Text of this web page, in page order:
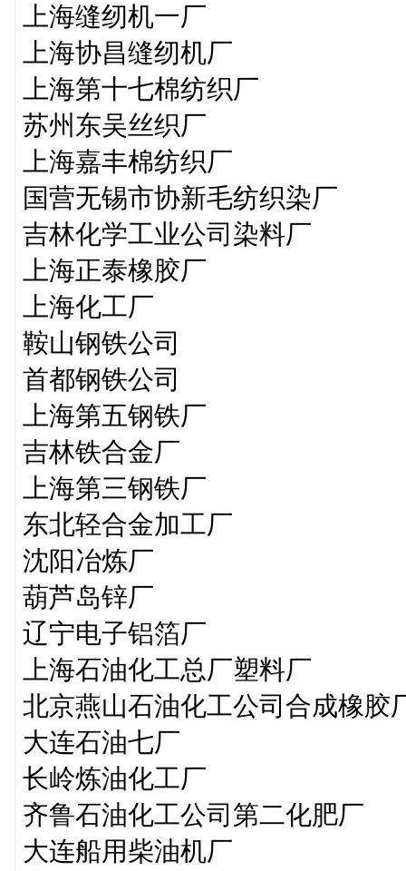
上海缝纫机一厂
上海协昌缝纫机厂
上海第十七棉纺织厂
苏州东吴丝织厂
上海嘉丰棉纺织厂
国营无锡市协新毛纺织染厂
吉林化学工业公司染料厂
上海正泰橡胶厂
上海化工厂
鞍山钢铁公司
首都钢铁公司
上海第五钢铁厂
吉林铁合金厂
上海第三钢铁厂
东北轻合金加工厂
沈阳冶炼厂
葫芦岛锌厂
辽宁电子铝箔厂
上海石油化工总厂塑料厂
北京燕山石油化工公司合成橡胶
大连石油七厂
长岭炼油化工厂
齐鲁石油化工公司第二化肥厂
大连船用柴油机厂